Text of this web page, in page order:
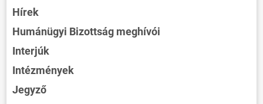
Hírek
Humánügyi Bizottság meghívói
Interjúk
Intézmények
Jegyző